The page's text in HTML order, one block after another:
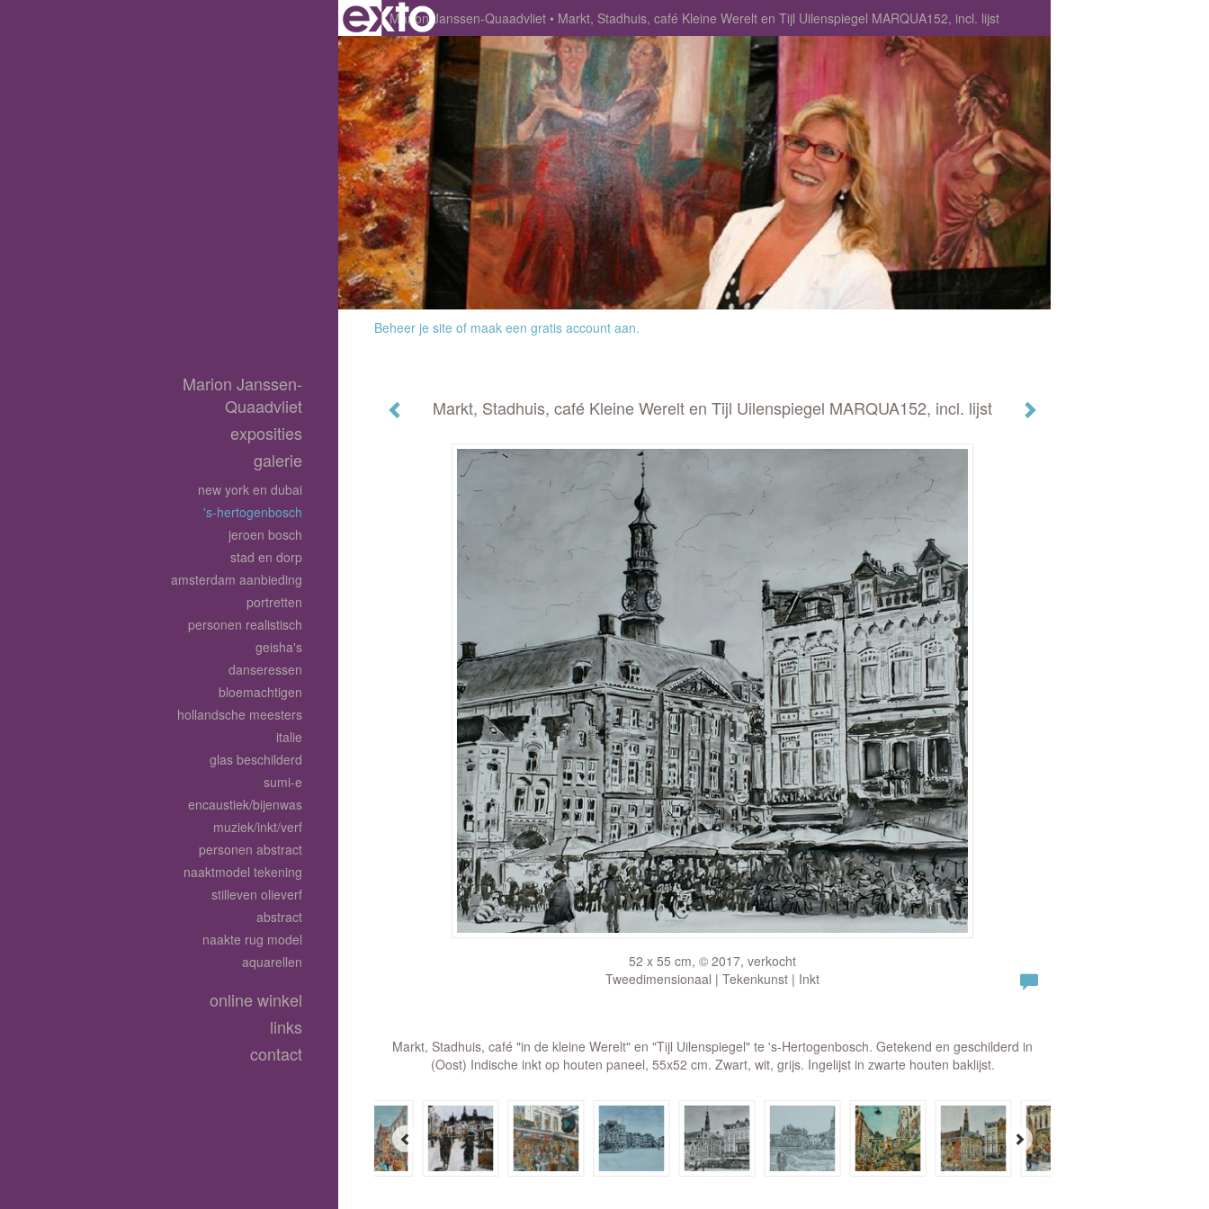
Marion Janssen-Quaadvliet Markt, Stadhuis, café Kleine Werelt en Tijl Uilenspiegel MARQUA152, incl. lijst
Beheer je site of maak een gratis account aan.
Markt, Stadhuis, café Kleine Werelt en Tijl Uilenspiegel MARQUA152, incl. lijst
52 x 55 cm, © 2017, verkocht
Tweedimensionaal | Tekenkunst | Inkt
Markt, Stadhuis, café "in de kleine Werelt" en "Tijl Uilenspiegel" te 's-Hertogenbosch. Getekend en geschilderd in
(Oost) Indische inkt op houten paneel, 55x52 cm. Zwart, wit, grijs. Ingelijst in zwarte houten baklijst.
Marion Janssen-
Quaadvliet
exposities
galerie
new york en dubai
's-hertogenbosch
jeroen bosch
stad en dorp
amsterdam aanbieding
portretten
personen realistisch
geisha's
danseressen
bloemachtigen
hollandsche meesters
italie
glas beschilderd
sumi-e
encaustiek/bijenwas
muziek/inkt/verf
personen abstract
naaktmodel tekening
stilleven olieverf
abstract
naakte rug model
aquarellen
online winkel
links
contact